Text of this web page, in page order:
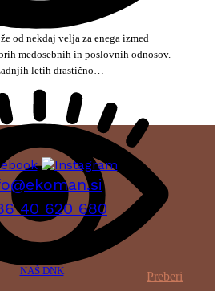
od nekdaj velja za enega izmed
medosebnih in poslovnih odnosov.
letih drastično…
Preberi
40 620 680
NAŠ DNK